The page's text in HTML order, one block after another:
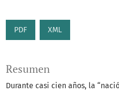
PDF XML
Resumen
Durante casi cien años, la